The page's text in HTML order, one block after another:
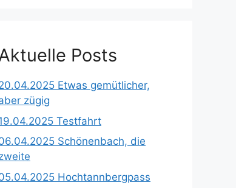
Posts
Etwas gemütlicher,
zügig
Testfahrt
Schönenbach, die
Hochtannbergpass